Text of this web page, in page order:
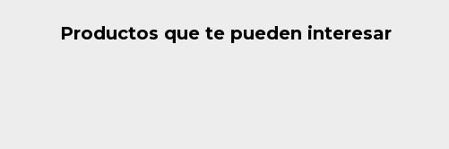
Productos que te pueden interesar